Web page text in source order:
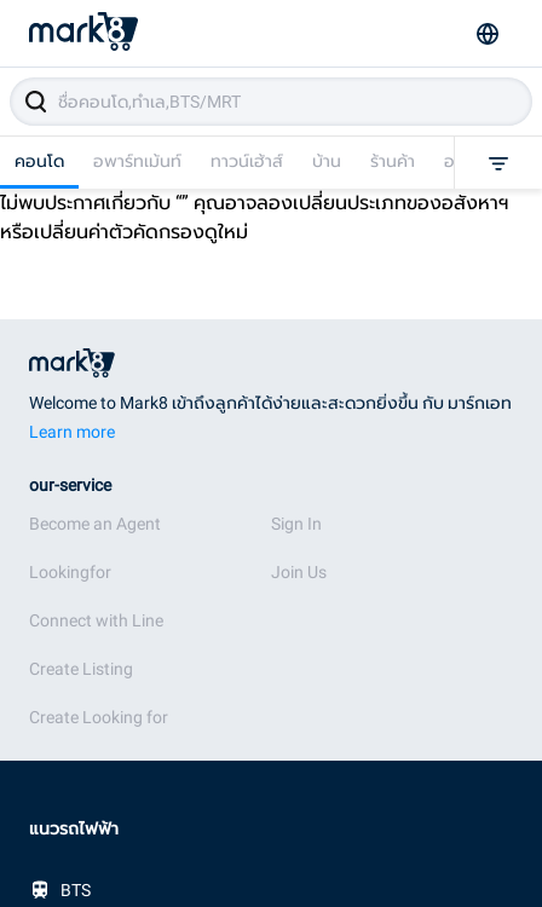
คอนโด อพาร์ทเม้นท์ ทาวน์เฮ้าส์ บ้าน ร้านค้า อาคารพาณิช
ไม่พบประกาศเกี่ยวกับ “” คุณอาจลองเปลี่ยนประเภทของอสังหาฯ
หรือเปลี่ยนค่าตัวคัดกรองดูใหม่
Welcome to Mark8 เข้าถึงลูกค้าได้ง่ายและสะดวกยิ่งขึ้น กับ มาร์กเอท
Learn more
our-service
Become an Agent
Lookingfor
Connect with Line
Create Listing
Create Looking for
Sign In
Join Us
แนวรถไฟฟ้า
BTS